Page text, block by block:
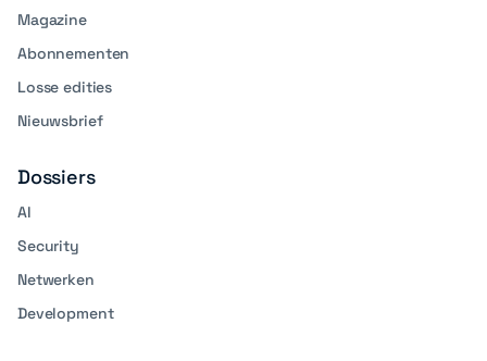
Magazine
Abonnementen
Losse edities
Nieuwsbrief
Dossiers
AI
Security
Netwerken
Development